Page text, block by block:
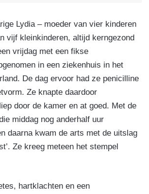
Lydia – moeder van vier kinderen
vijf kleinkinderen, altijd kerngezond
vrijdag met een fikse
in een ziekenhuis in het
De dag ervoor had ze penicilline
Ze knapte daardoor
door de kamer en at goed. Met de
middag nog anderhalf uur
daarna kwam de arts met de uitslag
Ze kreeg meteen het stempel
hartklachten en een